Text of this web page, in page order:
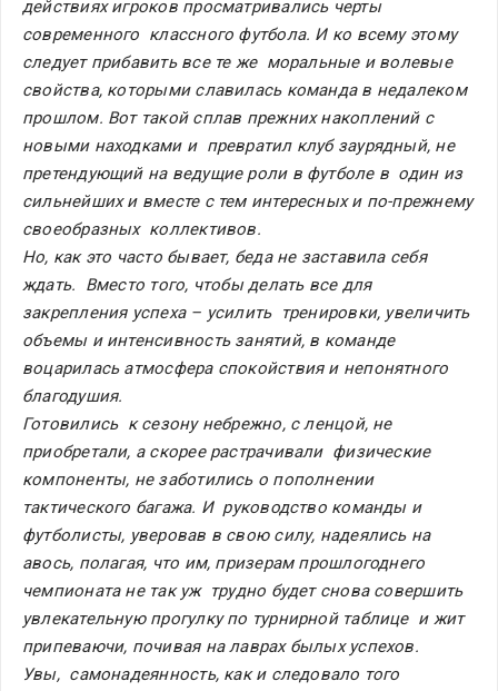
действиях игроков просматривались черты
современного  классного футбола. И ко всему этому
следует прибавить все те же  моральные и волевые
свойства, которыми славилась команда в недалеком
прошлом. Вот такой сплав прежних накоплений с
новыми находками и  превратил клуб заурядный, не
претендующий на ведущие роли в футболе в  один из
сильнейших и вместе с тем интересных и по-прежнему
своеобразных  коллективов.
Но, как это часто бывает, беда не заставила себя
ждать.  Вместо того, чтобы делать все для
закрепления успеха – усилить  тренировки, увеличить
объемы и интенсивность занятий, в команде
воцарилась атмосфера спокойствия и непонятного
благодушия.
Готовились  к сезону небрежно, с ленцой, не
приобретали, а скорее растрачивали  физические
компоненты, не заботились о пополнении
тактического багажа. И  руководство команды и
футболисты, уверовав в свою силу, надеялись на
авось, полагая, что им, призерам прошлогоднего
чемпионата не так уж  трудно будет снова совершить
увлекательную прогулку по турнирной таблице  и жит
припеваючи, почивая на лаврах былых успехов.
Увы,  самонадеянность, как и следовало того